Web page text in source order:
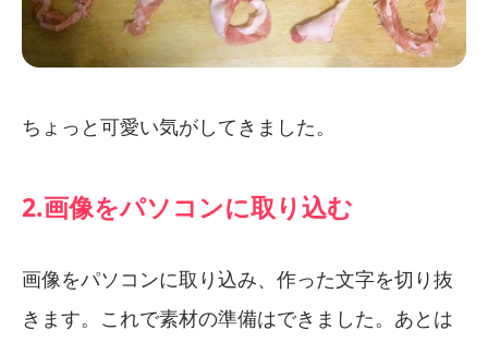
ちょっと可愛い気がしてきました。
2.画像をパソコンに取り込む
画像をパソコンに取り込み、作った文字を切り抜
きます。これで素材の準備はできました。あとは